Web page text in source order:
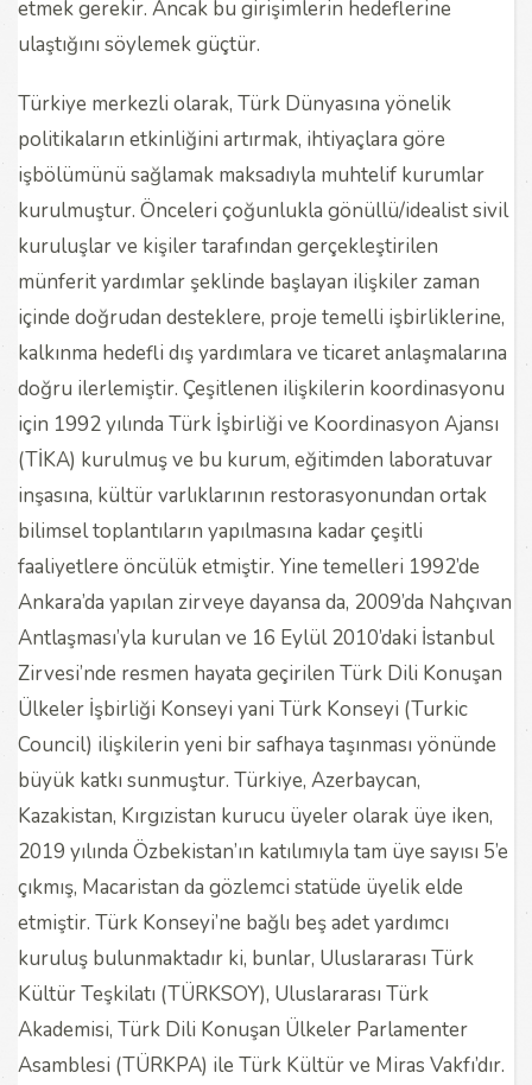
etmek gerekir. Ancak bu girişimlerin hedeflerine
ulaştığını söylemek güçtür.
Türkiye merkezli olarak, Türk Dünyasına yönelik
politikaların etkinliğini artırmak, ihtiyaçlara göre
işbölümünü sağlamak maksadıyla muhtelif kurumlar
kurulmuştur. Önceleri çoğunlukla gönüllü/idealist sivil
kuruluşlar ve kişiler tarafından gerçekleştirilen
münferit yardımlar şeklinde başlayan ilişkiler zaman
içinde doğrudan desteklere, proje temelli işbirliklerine,
kalkınma hedefli dış yardımlara ve ticaret anlaşmalarına
doğru ilerlemiştir. Çeşitlenen ilişkilerin koordinasyonu
için 1992 yılında Türk İşbirliği ve Koordinasyon Ajansı
(TİKA) kurulmuş ve bu kurum, eğitimden laboratuvar
inşasına, kültür varlıklarının restorasyonundan ortak
bilimsel toplantıların yapılmasına kadar çeşitli
faaliyetlere öncülük etmiştir. Yine temelleri 1992’de
Ankara’da yapılan zirveye dayansa da, 2009’da Nahçıvan
Antlaşması’yla kurulan ve 16 Eylül 2010’daki İstanbul
Zirvesi’nde resmen hayata geçirilen Türk Dili Konuşan
Ülkeler İşbirliği Konseyi yani Türk Konseyi (Turkic
Council) ilişkilerin yeni bir safhaya taşınması yönünde
büyük katkı sunmuştur. Türkiye, Azerbaycan,
Kazakistan, Kırgızistan kurucu üyeler olarak üye iken,
2019 yılında Özbekistan’ın katılımıyla tam üye sayısı 5’e
çıkmış, Macaristan da gözlemci statüde üyelik elde
etmiştir. Türk Konseyi’ne bağlı beş adet yardımcı
kuruluş bulunmaktadır ki, bunlar, Uluslararası Türk
Kültür Teşkilatı (TÜRKSOY), Uluslararası Türk
Akademisi, Türk Dili Konuşan Ülkeler Parlamenter
Asamblesi (TÜRKPA) ile Türk Kültür ve Miras Vakfı’dır.